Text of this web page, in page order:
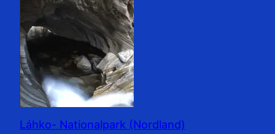
Láhko- Nationalpark (Nordland)